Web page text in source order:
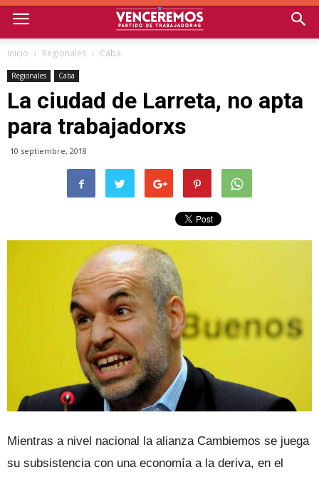
Inicio Regionales Caba
Regionales Caba
La ciudad de Larreta, no apta
para trabajadorxs
10 septiembre, 2018
Mientras a nivel nacional la alianza Cambiemos se juega
su subsistencia con una economía a la deriva, en el